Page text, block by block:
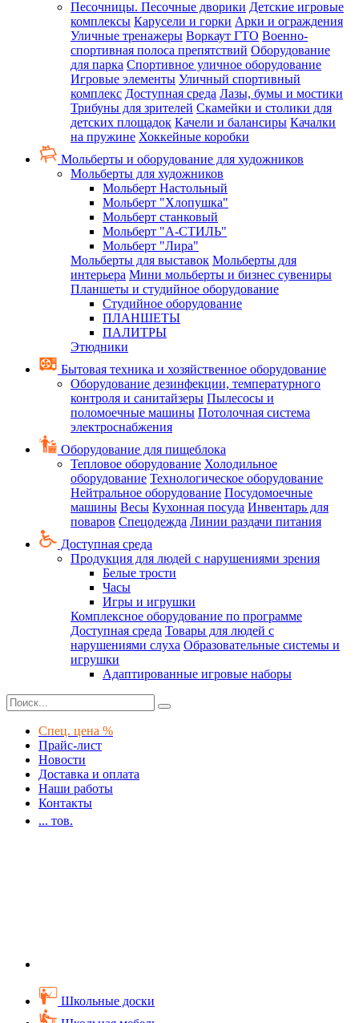
Песочницы. Песочные дворики Детские игровые
комплексы Карусели и горки Арки и ограждения
Уличные тренажеры Воркаут ГТО Военно-
спортивная полоса препятствий Оборудование
для парка Спортивное уличное оборудование
Игровые элементы Уличный спортивный
комплекс Доступная среда Лазы, бумы и мостики
Трибуны для зрителей Скамейки и столики для
детских площадок Качели и балансиры Качалки
на пружине Хоккейные коробки
Мольберты и оборудование для художников
Мольберты для художников
Мольберт Настольный
Мольберт "Хлопушка"
Мольберт станковый
Мольберт "А-СТИЛЬ"
Мольберт "Лира"
Мольберты для выставок Мольберты для
интерьера Мини мольберты и бизнес сувениры
Планшеты и студийное оборудование
Студийное оборудование
ПЛАНШЕТЫ
ПАЛИТРЫ
Этюдники
Бытовая техника и хозяйственное оборудование
Оборудование дезинфекции, температурного
контроля и санитайзеры Пылесосы и
поломоечные машины Потолочная система
электроснабжения
Оборудование для пищеблока
Тепловое оборудование Холодильное
оборудование Технологическое оборудование
Нейтральное оборудование Посудомоечные
машины Весы Кухонная посуда Инвентарь для
поваров Спецодежда Линии раздачи питания
Доступная среда
Продукция для людей с нарушениями зрения
Белые трости
Часы
Игры и игрушки
Комплексное оборудование по программе
Доступная среда Товары для людей с
нарушениями слуха Образовательные системы и
игрушки
Адаптированные игровые наборы
Спец. цена %
Прайс-лист
Новости
Доставка и оплата
Наши работы
Контакты
... тов.
Школьные доски